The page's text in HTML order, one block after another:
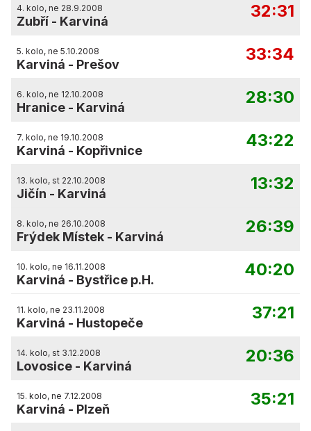
4. kolo, ne 28.9.2008
Zubří - Karviná
32:31
5. kolo, ne 5.10.2008
Karviná - Prešov
33:34
6. kolo, ne 12.10.2008
Hranice - Karviná
28:30
7. kolo, ne 19.10.2008
Karviná - Kopřivnice
43:22
13. kolo, st 22.10.2008
Jičín - Karviná
13:32
8. kolo, ne 26.10.2008
Frýdek Místek - Karviná
26:39
10. kolo, ne 16.11.2008
Karviná - Bystřice p.H.
40:20
11. kolo, ne 23.11.2008
Karviná - Hustopeče
37:21
14. kolo, st 3.12.2008
Lovosice - Karviná
20:36
15. kolo, ne 7.12.2008
Karviná - Plzeň
35:21